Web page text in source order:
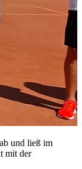
und ließ im
mit der